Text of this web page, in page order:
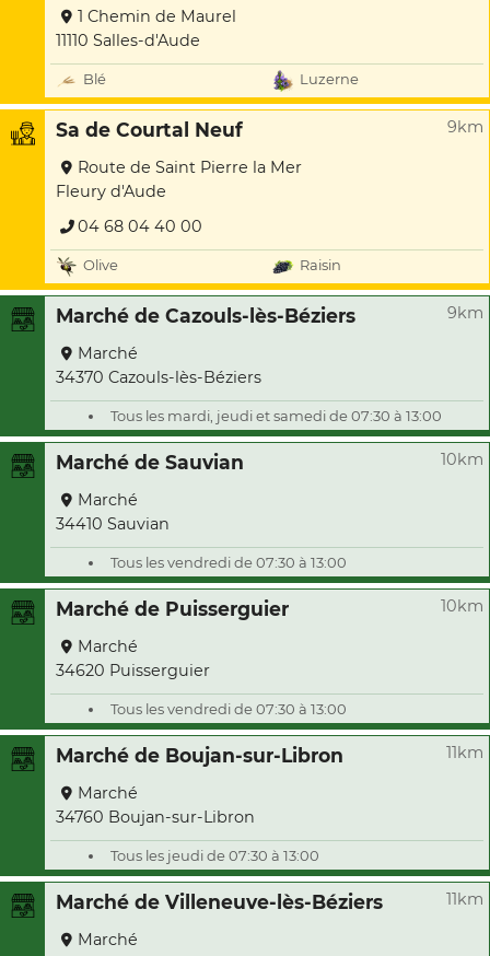
1 Chemin de Maurel
11110 Salles-d'Aude
Blé Luzerne
Sa de Courtal Neuf 9km
Route de Saint Pierre la Mer
Fleury d'Aude
04 68 04 40 00
Olive Raisin
Marché de Cazouls-lès-Béziers 9km
Marché
34370 Cazouls-lès-Béziers
Tous les mardi, jeudi et samedi de 07:30 à 13:00
Marché de Sauvian 10km
Marché
34410 Sauvian
Tous les vendredi de 07:30 à 13:00
Marché de Puisserguier 10km
Marché
34620 Puisserguier
Tous les vendredi de 07:30 à 13:00
Marché de Boujan-sur-Libron 11km
Marché
34760 Boujan-sur-Libron
Tous les jeudi de 07:30 à 13:00
Marché de Villeneuve-lès-Béziers 11km
Marché